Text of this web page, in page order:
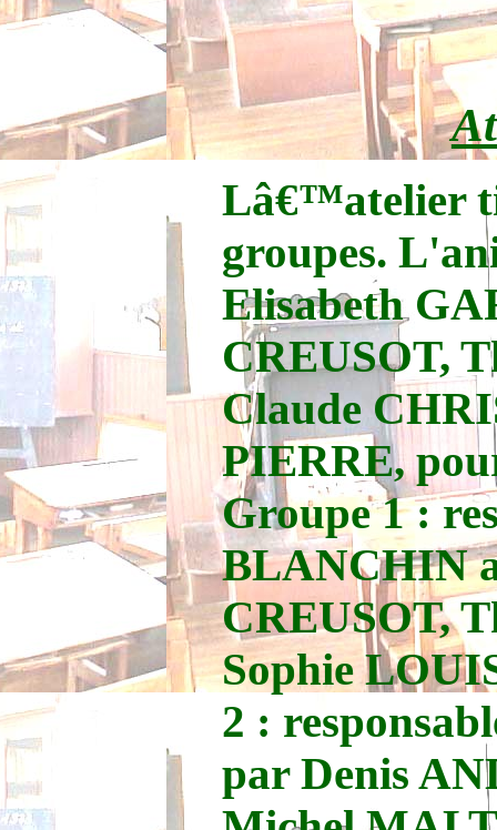
Lâ€™atelier
groupes.
Elisabeth
CREUSOT,
Claude
PIERRE,
Groupe 1 :
BLANCHIN
CREUSOT,
Sophie
2 :
par Denis